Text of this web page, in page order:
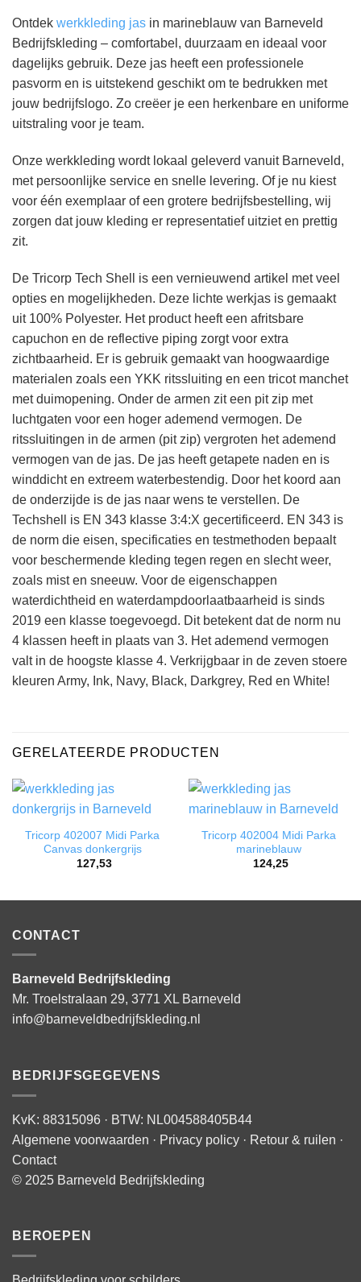
Ontdek werkkleding jas in marineblauw van Barneveld
Bedrijfskleding – comfortabel, duurzaam en ideaal voor
dagelijks gebruik. Deze jas heeft een professionele
pasvorm en is uitstekend geschikt om te bedrukken met
jouw bedrijfslogo. Zo creëer je een herkenbare en uniforme
uitstraling voor je team.
Onze werkkleding wordt lokaal geleverd vanuit Barneveld,
met persoonlijke service en snelle levering. Of je nu kiest
voor één exemplaar of een grotere bedrijfsbestelling, wij
zorgen dat jouw kleding er representatief uitziet en prettig
zit.
De Tricorp Tech Shell is een vernieuwend artikel met veel
opties en mogelijkheden. Deze lichte werkjas is gemaakt
uit 100% Polyester. Het product heeft een afritsbare
capuchon en de reflective piping zorgt voor extra
zichtbaarheid. Er is gebruik gemaakt van hoogwaardige
materialen zoals een YKK ritssluiting en een tricot manchet
met duimopening. Onder de armen zit een pit zip met
luchtgaten voor een hoger ademend vermogen. De
ritssluitingen in de armen (pit zip) vergroten het ademend
vermogen van de jas. De jas heeft getapete naden en is
winddicht en extreem waterbestendig. Door het koord aan
de onderzijde is de jas naar wens te verstellen. De
Techshell is EN 343 klasse 3:4:X gecertificeerd. EN 343 is
de norm die eisen, specificaties en testmethoden bepaalt
voor beschermende kleding tegen regen en slecht weer,
zoals mist en sneeuw. Voor de eigenschappen
waterdichtheid en waterdampdoorlaatbaarheid is sinds
2019 een klasse toegevoegd. Dit betekent dat de norm nu
4 klassen heeft in plaats van 3. Het ademend vermogen
valt in de hoogste klasse 4. Verkrijgbaar in de zeven stoere
kleuren Army, Ink, Navy, Black, Darkgrey, Red en White!
GERELATEERDE PRODUCTEN
Tricorp 402007 Midi Parka
Canvas donkergrijs
127,53
Tricorp 402004 Midi Parka
marineblauw
124,25
CONTACT
Barneveld Bedrijfskleding
Mr. Troelstralaan 29, 3771 XL Barneveld
info@barneveldbedrijfskleding.nl
BEDRIJFSGEGEVENS
KvK: 88315096 · BTW: NL004588405B44
Algemene voorwaarden · Privacy policy · Retour & ruilen ·
Contact
© 2025 Barneveld Bedrijfskleding
BEROEPEN